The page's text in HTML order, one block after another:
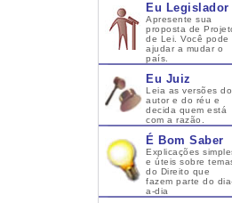
Eu Legislador
Apresente sua
proposta de
de Lei. Você pode
ajudar a mudar o
país.
Eu Juiz
Leia as versões do
autor e do réu e
decida quem está
com a razão.
É Bom Saber
Explicações
e úteis sobre
do Direito que
fazem parte do
a-dia